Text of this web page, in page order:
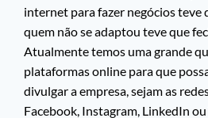
internet para fazer negócios teve
quem não se adaptou teve que
Atualmente temos uma grande
plataformas online para que
divulgar a empresa, sejam as
Facebook, Instagram, LinkedIn